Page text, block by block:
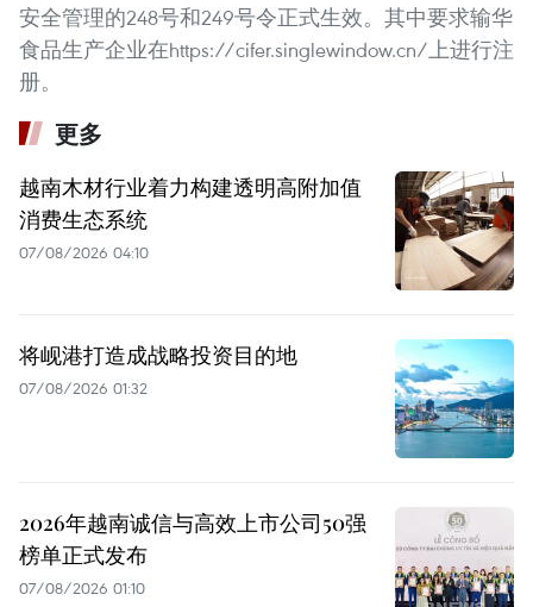
安全管理的248号和249号令正式生效。其中要求输华
食品生产企业在https://cifer.singlewindow.cn/上进行注
册。
更多
越南木材行业着力构建透明高附加值
消费生态系统
07/08/2026 04:10
将岘港打造成战略投资目的地
07/08/2026 01:32
2026年越南诚信与高效上市公司50强
榜单正式发布
07/08/2026 01:10